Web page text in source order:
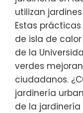
utilizan
Estas
de isla de
de la
verdes
ciudadanos.
jardinería
de la